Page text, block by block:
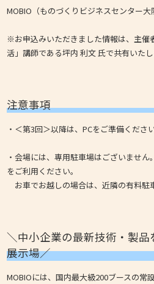
MOBIO（ものづくりビジネスセンター大
※お申込みいただきました情報は、主催
活」講師である坪内 利文 氏で共有いたし
注意事項
・＜第3回＞以降は、PCをご準備ください
・会場には、専用駐車場はございませ
をご利用ください。
お車でお越しの場合は、近隣の有料駐
＼中小企業の最新技術・製品
展示場／
MOBIOには、国内最大級200ブースの常